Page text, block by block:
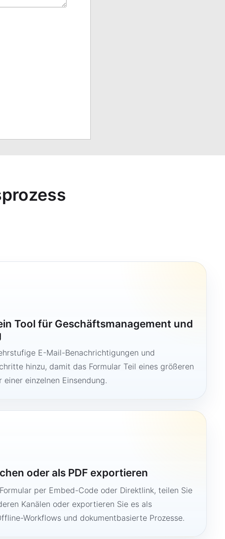
Tool für Geschäftsmanagement und
E-Mail-Benachrichtigungen und
hinzu, damit das Formular Teil eines größeren
einzelnen Einsendung.
oder als PDF exportieren
per Embed-Code oder Direktlink, teilen Sie
Kanälen oder exportieren Sie es als
Workflows und dokumentbasierte Prozesse.